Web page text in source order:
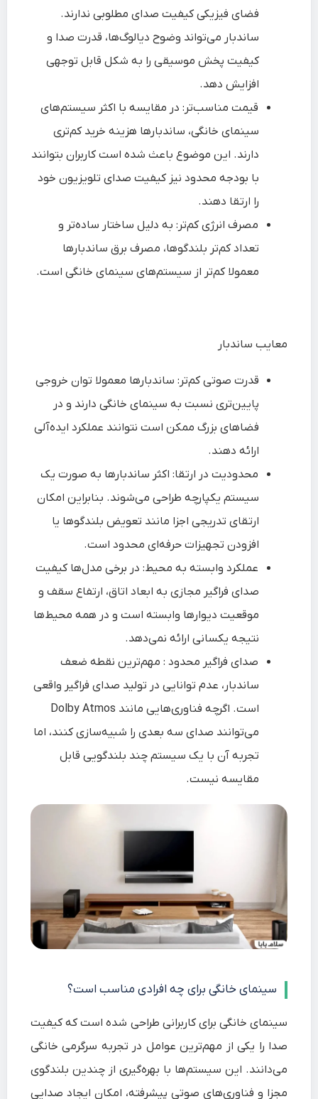
فضای فیزیکی کیفیت صدای مطلوبی ندارند.
ساندبار می‌تواند وضوح دیالوگ‌ها، قدرت صدا و
کیفیت پخش موسیقی را به شکل قابل توجهی
افزایش دهد.
قیمت مناسب‌تر: در مقایسه با اکثر سیستم‌های
سینمای خانگی، ساندبارها هزینه خرید کم‌تری
دارند. این موضوع باعث شده است کاربران بتوانند
با بودجه محدود نیز کیفیت صدای تلویزیون خود
را ارتقا دهند.
مصرف انرژی کم‌تر: به دلیل ساختار ساده‌تر و
تعداد کم‌تر بلندگوها، مصرف برق ساندبارها
معمولا کم‌تر از سیستم‌های سینمای خانگی است.
معایب ساندبار
قدرت صوتی کم‌تر: ساندبارها معمولا توان خروجی
پایین‌تری نسبت به سینمای خانگی دارند و در
فضاهای بزرگ ممکن است نتوانند عملکرد ایده‌آلی
ارائه دهند.
محدودیت در ارتقا: اکثر ساندبارها به صورت یک
سیستم یکپارچه طراحی می‌شوند. بنابراین امکان
ارتقای تدریجی اجزا مانند تعویض بلندگوها یا
افزودن تجهیزات حرفه‌ای محدود است.
عملکرد وابسته به محیط: در برخی مدل‌ها کیفیت
صدای فراگیر مجازی به ابعاد اتاق، ارتفاع سقف و
موقعیت دیوارها وابسته است و در همه محیط‌ها
نتیجه یکسانی ارائه نمی‌دهد.
صدای فراگیر محدود : مهم‌ترین نقطه ضعف
ساندبار، عدم توانایی در تولید صدای فراگیر واقعی
است. اگرچه فناوری‌هایی مانند Dolby Atmos
می‌توانند صدای سه‌ بعدی را شبیه‌سازی کنند، اما
تجربه آن با یک سیستم چند بلندگویی قابل
مقایسه نیست.
سینمای خانگی برای چه افرادی مناسب است؟
سینمای خانگی برای کاربرانی طراحی شده است که کیفیت
صدا را یکی از مهم‌ترین عوامل در تجربه سرگرمی خانگی
می‌دانند. این سیستم‌ها با بهره‌گیری از چندین بلندگوی
مجزا و فناوری‌های صوتی پیشرفته، امکان ایجاد صدایی